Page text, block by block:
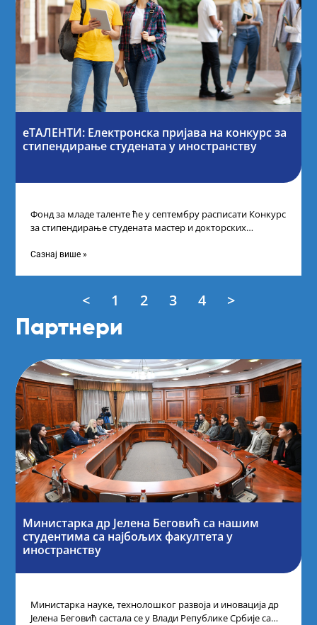
еТАЛЕНТИ: Електронска пријава на конкурс за
стипендирање студената у иностранству
Фонд за младе таленте ће у септембру расписати Конкурс
за стипендирање студената мастер и докторских
Сазнај више »
< 1 2 3 4 >
Партнери
Министарка др Јелена Беговић са нашим
студентима са најбољих факултета у
иностранству
Министарка науке, технолошког развоја и иновација др
Јелена Беговић састала се у Влади Републике Србије са